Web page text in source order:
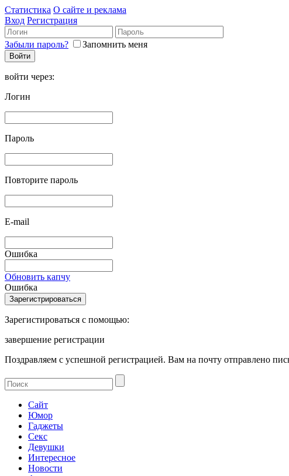
Статистика О сайте и реклама
Вход Регистрация
Забыли пароль? Запомнить меня
войти через:
Логин
Пароль
Повторите пароль
E-mail
Ошибка
Обновить капчу
Ошибка
Зарегистироваться с помощью:
завершение регистрации
Поздравляем с успешной регистрацией. Вам на почту отправлено
Сайт
Юмор
Гаджеты
Секс
Девушки
Интересное
Новости